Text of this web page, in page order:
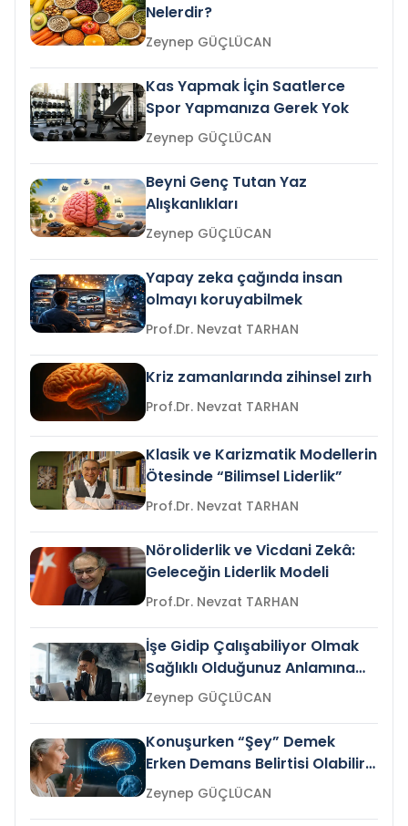
Nelerdir?
Zeynep GÜÇLÜCAN
Kas Yapmak İçin Saatlerce
Spor Yapmanıza Gerek Yok
Zeynep GÜÇLÜCAN
Beyni Genç Tutan Yaz
Alışkanlıkları
Zeynep GÜÇLÜCAN
Yapay zeka çağında insan
olmayı koruyabilmek
Prof.Dr. Nevzat TARHAN
Kriz zamanlarında zihinsel zırh
Prof.Dr. Nevzat TARHAN
Klasik ve Karizmatik Modellerin
Ötesinde “Bilimsel Liderlik”
Prof.Dr. Nevzat TARHAN
Nöroliderlik ve Vicdani Zekâ:
Geleceğin Liderlik Modeli
Prof.Dr. Nevzat TARHAN
İşe Gidip Çalışabiliyor Olmak
Sağlıklı Olduğunuz Anlamına
Gelir mi?Zeynep GÜÇLÜCAN
Konuşurken “Şey” Demek
Erken Demans Belirtisi Olabilir
mi?
Zeynep GÜÇLÜCAN